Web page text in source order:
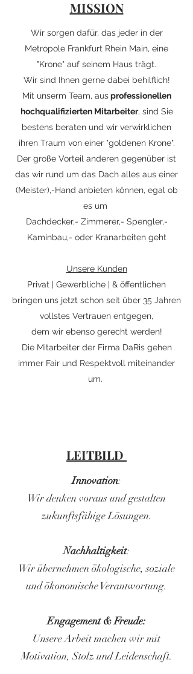
MISSION
Wir sorgen dafür, das jeder in der
Metropole Frankfurt Rhein Main, eine
"Krone" auf seinem Haus trägt.
Wir sind Ihnen gerne dabei behilflich!
Mit unserm Team, ausprofessionellen
hochqualifizierten Mitarbeiter, sind Sie
bestens beraten und wir verwirklichen
ihren Traum von einer "goldenen Krone".
Der große Vorteil anderen gegenüber ist
das wir rund um das Dach alles aus einer
(Meister),-Hand anbieten können, egal ob
es um
Dachdecker,- Zimmerer,- Spengler,-
Kaminbau,- oder Kranarbeiten geht
Unsere Kunden
Privat | Gewerbliche | & öffentlichen
bringen uns jetzt schon seit über 35 Jahren
vollstes Vertrauen entgegen,
dem wir ebenso gerecht werden!
Die Mitarbeiter der Firma DaRis gehen
immer Fair und Respektvoll miteinander
um.
LEITBILD
Innovation:
Wir denken voraus und gestalten
zukunftsfähige Lösungen.
Nachhaltigkeit:
Wir übernehmen ökologische, soziale
und ökonomische Verantwortung.
Engagement & Freude:
Unsere Arbeit machen wir mit
Motivation, Stolz und Leidenschaft.